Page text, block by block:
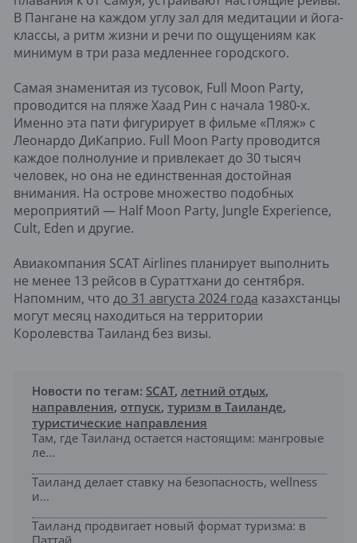
В Пангане на каждом углу зал для медитации и йога-
классы, а ритм жизни и речи по ощущениям как
минимум в три раза медленнее городского.
Самая знаменитая из тусовок, Full Moon Party,
проводится на пляже Хаад Рин с начала 1980-х.
Именно эта пати фигурирует в фильме «Пляж» с
Леонардо ДиКаприо. Full Moon Party проводится
каждое полнолуние и привлекает до 30 тысяч
человек, но она не единственная достойная
внимания. На острове множество подобных
мероприятий — Half Moon Party, Jungle Experience,
Cult, Eden и другие.
Авиакомпания SCAT Airlines планирует выполнить
не менее 13 рейсов в Сураттхани до сентября.
Напомним, что до 31 августа 2024 года казахстанцы
могут месяц находиться на территории
Королевства Таиланд без визы.
Новости по тегам: SCAT, летний отдых,
направления, отпуск, туризм в Таиланде,
туристические направления
Там, где Таиланд остается настоящим: мангровые
ле...
Таиланд делает ставку на безопасность, wellness
и...
Таиланд продвигает новый формат туризма: в